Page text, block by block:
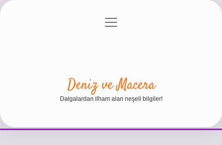
Gizlilik Politikası
menüyü
Deniz ve Macera
Dalgalardan ilham alan neşeli bilgiler!